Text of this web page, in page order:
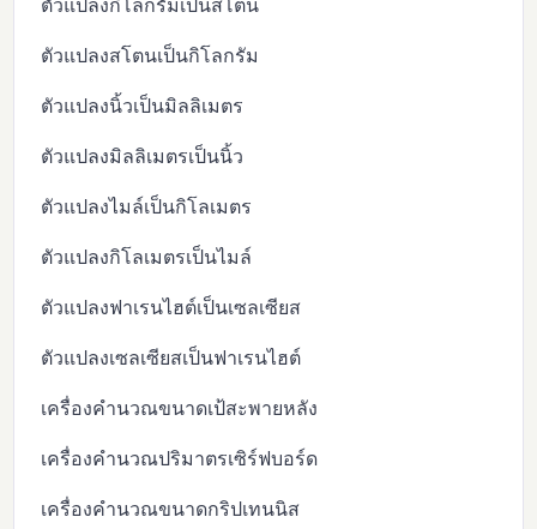
ตัวแปลงสโตนเป็นกิโลกรัม
ตัวแปลงนิ้วเป็นมิลลิเมตร
ตัวแปลงมิลลิเมตรเป็นนิ้ว
ตัวแปลงไมล์เป็นกิโลเมตร
ตัวแปลงกิโลเมตรเป็นไมล์
ตัวแปลงฟาเรนไฮต์เป็นเซลเซียส
ตัวแปลงเซลเซียสเป็นฟาเรนไฮต์
เครื่องคำนวณขนาดเป้สะพายหลัง
เครื่องคำนวณปริมาตรเซิร์ฟบอร์ด
เครื่องคำนวณขนาดกริปเทนนิส